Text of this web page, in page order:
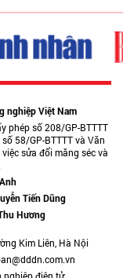
nghiệp Việt Nam
phép số 208/GP-BTTTT
58/GP-BTTTT và Văn
sửa đổi măng séc và
Tiến Dũng
Hương
Kim Liên, Hà Nội
nghiệp điện tử